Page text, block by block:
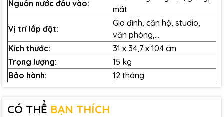
Nguồn nước đầu vào:
mát
Vị trí lắp đặt:
Gia đình, căn hộ, studio,
văn phòng,...
Kích thước:
31 x 34,7 x 104 cm
Trọng lượng:
15 kg
Bảo hành:
12 tháng
CÓ THỂ BẠN THÍCH